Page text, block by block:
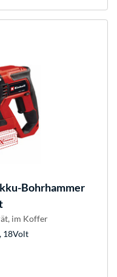
Bohrhammer
im Koffer
18Volt